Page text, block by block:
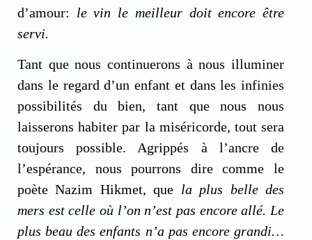
d’amour: le vin le meilleur doit encore être
servi.
Tant que nous continuerons à nous illuminer
dans le regard d’un enfant et dans les infinies
possibilités du bien, tant que nous nous
laisserons habiter par la miséricorde, tout sera
toujours possible. Agrippés à l’ancre de
l’espérance, nous pourrons dire comme le
poète Nazim Hikmet, que la plus belle des
mers est celle où l’on n’est pas encore allé. Le
plus beau des enfants n’a pas encore grandi…